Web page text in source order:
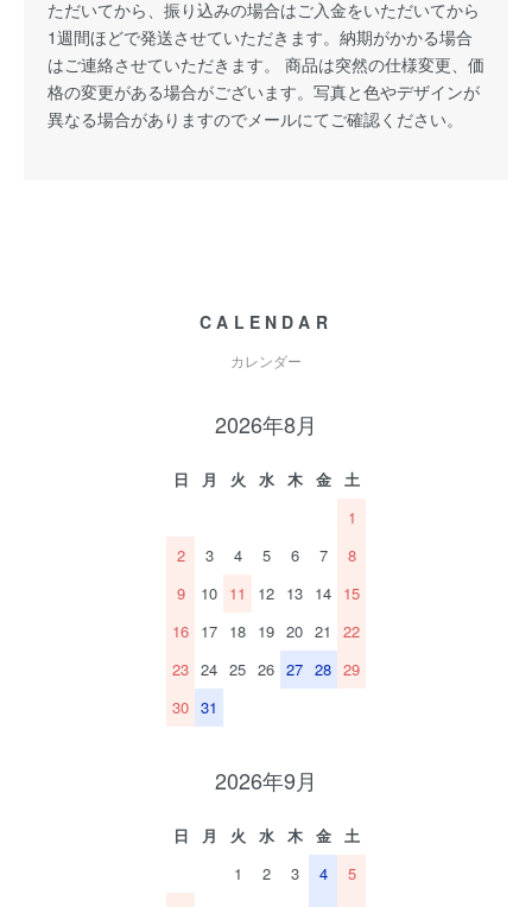
ただいてから、振り込みの場合はご入金をいただいてから
1週間ほどで発送させていただきます。納期がかかる場合
はご連絡させていただきます。 商品は突然の仕様変更、価
格の変更がある場合がございます。写真と色やデザインが
異なる場合がありますのでメールにてご確認ください。
CALENDAR
カレンダー
2026年8月
日 月 火 水 木 金
土
1
2
3 4 5 6 7
8
9
10 11 12 13 14 15
16 17 18 19 20 21
22
23 24 25 26 27 28 29
30 31
2026年9月
日 月 火 水 木 金
土
1
2 3 4
5